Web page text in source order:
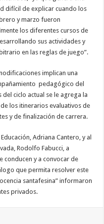
difícil de explicar cuando los
y marzo fueron
los diferentes cursos de
sus actividades y
en las reglas de juego”.
implican una
pedagógico del
ciclo actual se le agrega la
los itinerarios evaluativos de
y de finalización de carrera.
Adriana Cantero, y al
Rodolfo Fabucci, a
conducen y a convocar de
que permita resolver este
santafesina” informaron
privados.